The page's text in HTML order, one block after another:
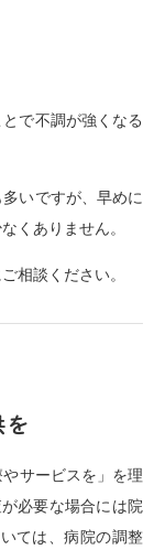
で不調が強くなる
いですが、 早めに
くありません。
相談ください。
を
サービスを」を理
必要な場合には院
ては、病院の調整